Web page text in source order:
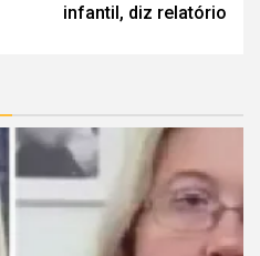
infantil, diz relatório